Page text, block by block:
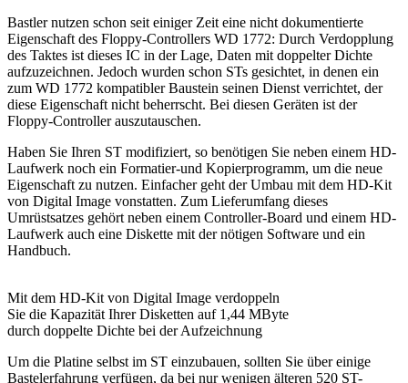
Bastler nutzen schon seit einiger Zeit eine nicht dokumentierte
Eigenschaft des Floppy-Controllers WD 1772: Durch Verdopplung
des Taktes ist dieses IC in der Lage, Daten mit doppelter Dichte
aufzuzeichnen. Jedoch wurden schon STs gesichtet, in denen ein
zum WD 1772 kompatibler Baustein seinen Dienst verrichtet, der
diese Eigenschaft nicht beherrscht. Bei diesen Geräten ist der
Floppy-Controller auszutauschen.
Haben Sie Ihren ST modifiziert, so benötigen Sie neben einem HD-
Laufwerk noch ein Formatier-und Kopierprogramm, um die neue
Eigenschaft zu nutzen. Einfacher geht der Umbau mit dem HD-Kit
von Digital Image vonstatten. Zum Lieferumfang dieses
Umrüstsatzes gehört neben einem Controller-Board und einem HD-
Laufwerk auch eine Diskette mit der nötigen Software und ein
Handbuch.
Mit dem HD-Kit von Digital Image verdoppeln
Sie die Kapazität Ihrer Disketten auf 1,44 MByte
durch doppelte Dichte bei der Aufzeichnung
Um die Platine selbst im ST einzubauen, sollten Sie über einige
Bastelerfahrung verfügen, da bei nur wenigen älteren 520 ST-